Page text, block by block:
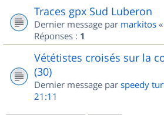
Traces gpx Sud Luberon
Dernier message par markitos «
Réponses : 1
Vététistes croisés sur la
(30)
Dernier message par speedy
21:11